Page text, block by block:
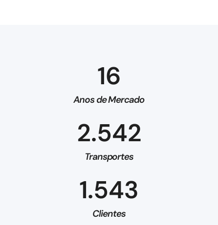
Anos de Mercado
16
Transportes
2.542
Clientes
1.543